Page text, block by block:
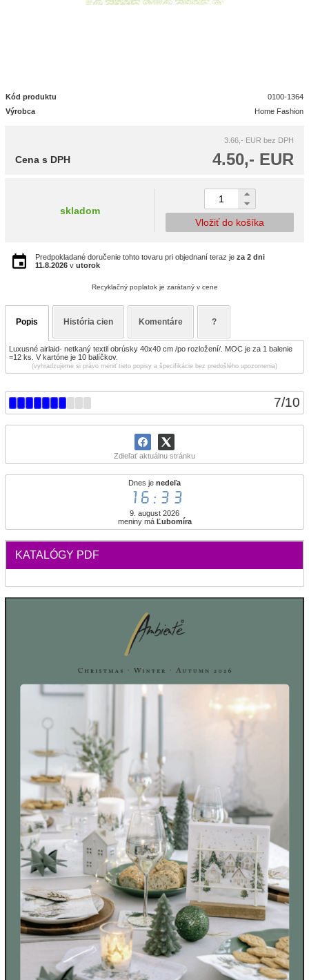
7/10
Zdieľať aktuálnu stránku
Dnes je nedeľa
16:33
9. august 2026
meniny má Ľubomíra
KATALÓGY PDF
Kód produktu
0100-1364
Výrobca
Home Fashion
3.66,- EUR bez DPH
4.50,- EUR
Cena s DPH
skladom
Vložiť do košíka
Predpokladané doručenie tohto tovaru pri objednaní teraz je za 2 dni
11.8.2026 v utorok
Recyklačný poplatok je zarátaný v cene
Popis História cien Komentáre ?
Luxusné airlaid- netkaný textil obrúsky 40x40 cm /po rozložení/. MOC je za 1 balenie
=12 ks. V kartóne je 10 balíčkov.
(vyhradzujeme si právo meniť tieto popisy a špecifikácie bez predošlého upozornenia)